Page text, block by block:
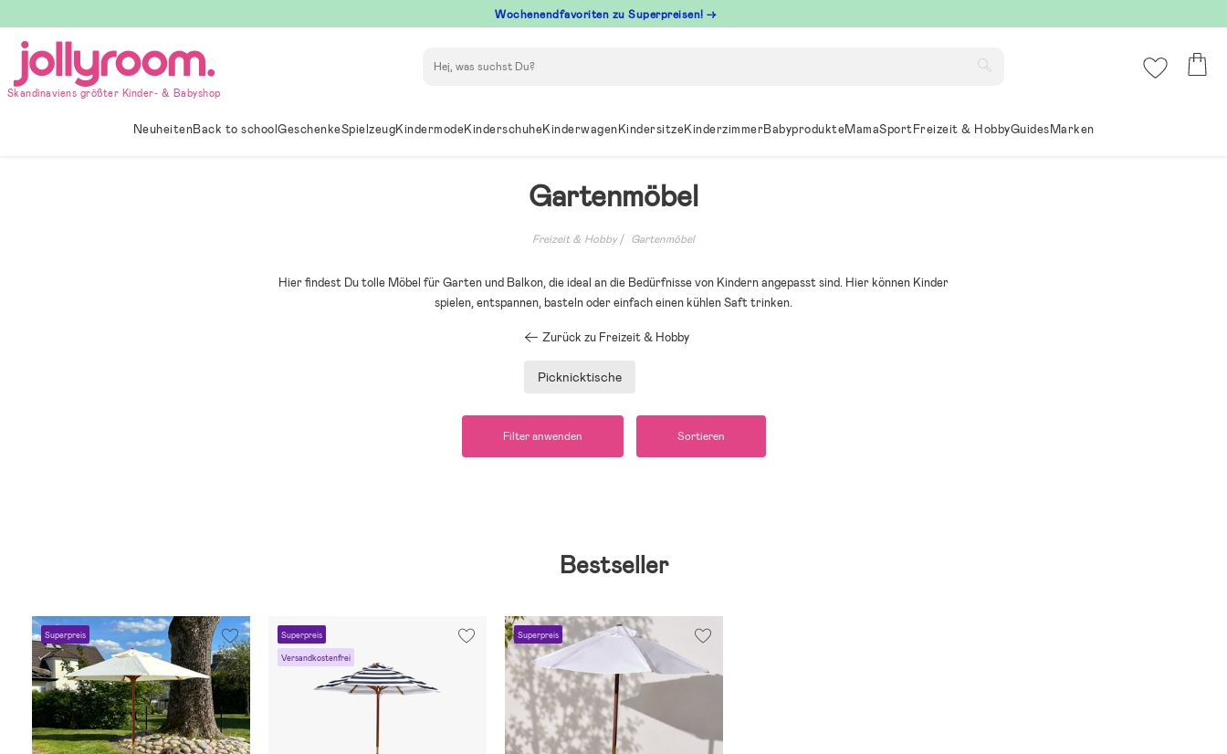
till
innehållet
Wochenendfavoriten zu Superpreisen! →
Skandinaviens größter Kinder- & Babyshop
NeuheitenBack to schoolGeschenkeSpielzeugKindermodeKinderschuheKinderwagenKindersitzeKinderzimmerBabyprodukteMamaSportFreizeit & HobbyGuidesMarken
Gartenmöbel
Freizeit & Hobby Gartenmöbel
Hier findest Du tolle Möbel für Garten und Balkon, die ideal an die Bedürfnisse von Kindern angepasst sind. Hier können Kinder
spielen, entspannen, basteln oder einfach einen kühlen Saft trinken.
Zurück zu Freizeit & Hobby
Picknicktische
Filter anwenden Sortieren
Bestseller
Superpreis Superpreis
Versandkostenfrei
Superpreis